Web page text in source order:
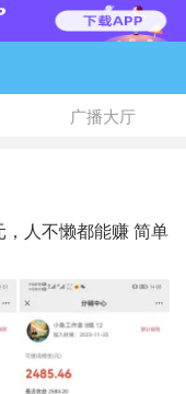
广播大厅
人不懒都能赚 简单